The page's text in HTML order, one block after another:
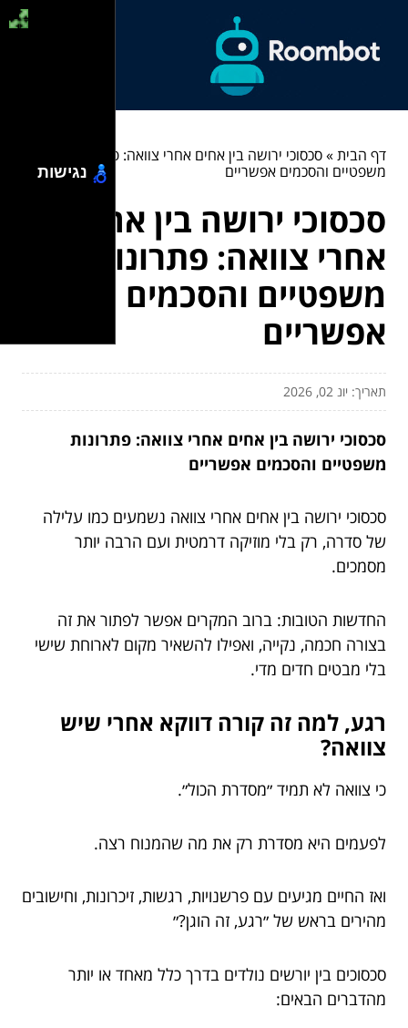
דף הבית»סכסוכי ירושה בין אחים אחרי צוואה: פתרונות
משפטיים והסכמים אפשריים
סכסוכי ירושה בין אחים
אחרי צוואה: פתרונות
משפטיים והסכמים
אפשריים
תאריך: יונ 02, 2026
סכסוכי ירושה בין אחים אחרי צוואה: פתרונות
משפטיים והסכמים אפשריים
סכסוכי ירושה בין אחים אחרי צוואה נשמעים כמו עלילה
של סדרה, רק בלי מוזיקה דרמטית ועם הרבה יותר
מסמכים.
החדשות הטובות: ברוב המקרים אפשר לפתור את זה
בצורה חכמה, נקייה, ואפילו להשאיר מקום לארוחת שישי
בלי מבטים חדים מדי.
רגע, למה זה קורה דווקא אחרי שיש
צוואה?
כי צוואה לא תמיד ״מסדרת הכול״.
לפעמים היא מסדרת רק את מה שהמנוח רצה.
ואז החיים מגיעים עם פרשנויות, רגשות, זיכרונות, וחישובים
מהירים בראש של ״רגע, זה הוגן?״
סכסוכים בין יורשים נולדים בדרך כלל מאחד או יותר
מהדברים הבאים:
נגישות